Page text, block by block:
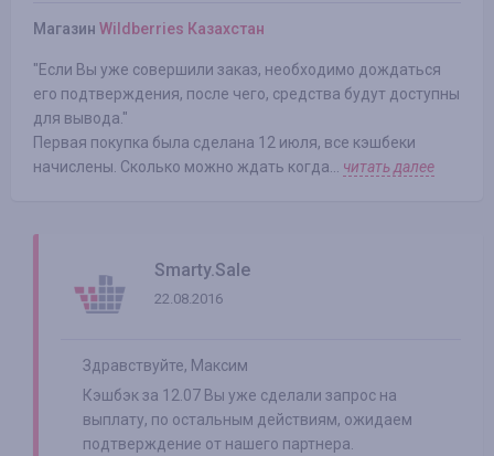
Магазин Wildberries Казахстан
"Если Вы уже совершили заказ, необходимо дождаться
его подтверждения, после чего, средства будут доступны
для вывода."
Первая покупка была сделана 12 июля, все кэшбеки
начислены. Сколько можно ждать когда... читать далее
Smarty.Sale
22.08.2016
Здравствуйте, Максим
Кэшбэк за 12.07 Вы уже сделали запрос на
выплату, по остальным действиям, ожидаем
подтверждение от нашего партнера.